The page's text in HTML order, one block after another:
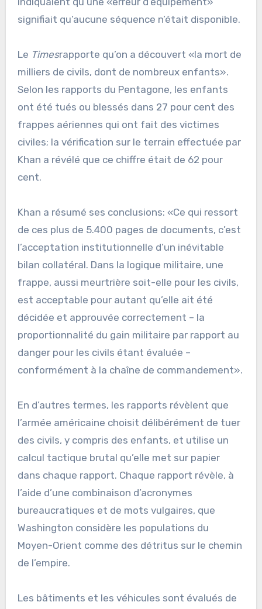
signifiait qu’aucune séquence n’était disponible.
Le Timesrapporte qu’on a découvert «la mort de
milliers de civils, dont de nombreux enfants».
Selon les rapports du Pentagone, les enfants
ont été tués ou blessés dans 27 pour cent des
frappes aériennes qui ont fait des victimes
civiles; la vérification sur le terrain effectuée par
Khan a révélé que ce chiffre était de 62 pour
cent.
Khan a résumé ses conclusions: «Ce qui ressort
de ces plus de 5.400 pages de documents, c’est
l’acceptation institutionnelle d’un inévitable
bilan collatéral. Dans la logique militaire, une
frappe, aussi meurtrière soit-elle pour les civils,
est acceptable pour autant qu’elle ait été
décidée et approuvée correctement – la
proportionnalité du gain militaire par rapport au
danger pour les civils étant évaluée –
conformément à la chaîne de commandement».
En d’autres termes, les rapports révèlent que
l’armée américaine choisit délibérément de tuer
des civils, y compris des enfants, et utilise un
calcul tactique brutal qu’elle met sur papier
dans chaque rapport. Chaque rapport révèle, à
l’aide d’une combinaison d’acronymes
bureaucratiques et de mots vulgaires, que
Washington considère les populations du
Moyen-Orient comme des détritus sur le chemin
de l’empire.
Les bâtiments et les véhicules sont évalués de